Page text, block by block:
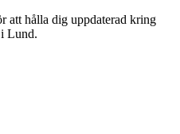
att hålla dig uppdaterad kring
Lund.